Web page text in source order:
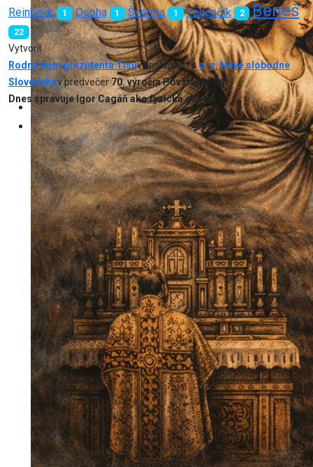
Reinbeck 1 Osoha 1 Šverma 1 Ferjenčík 2 Beneš
22
Vytvoril
Rodný dom prezidenta Tisuv spolupráci so. z. Nové slobodné
Slovenskov predvečer70. výročia Povstania '44.
Dnes spravuje Igor Cagáň ako fyzická osoba.